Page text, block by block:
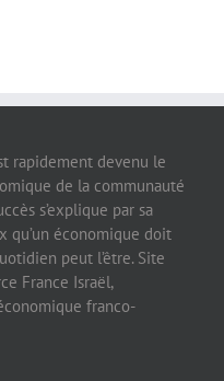
rapidement devenu le
de la communauté
s’explique par sa
qu’un économique doit
peut l’être. Site
France Israël,
franco-